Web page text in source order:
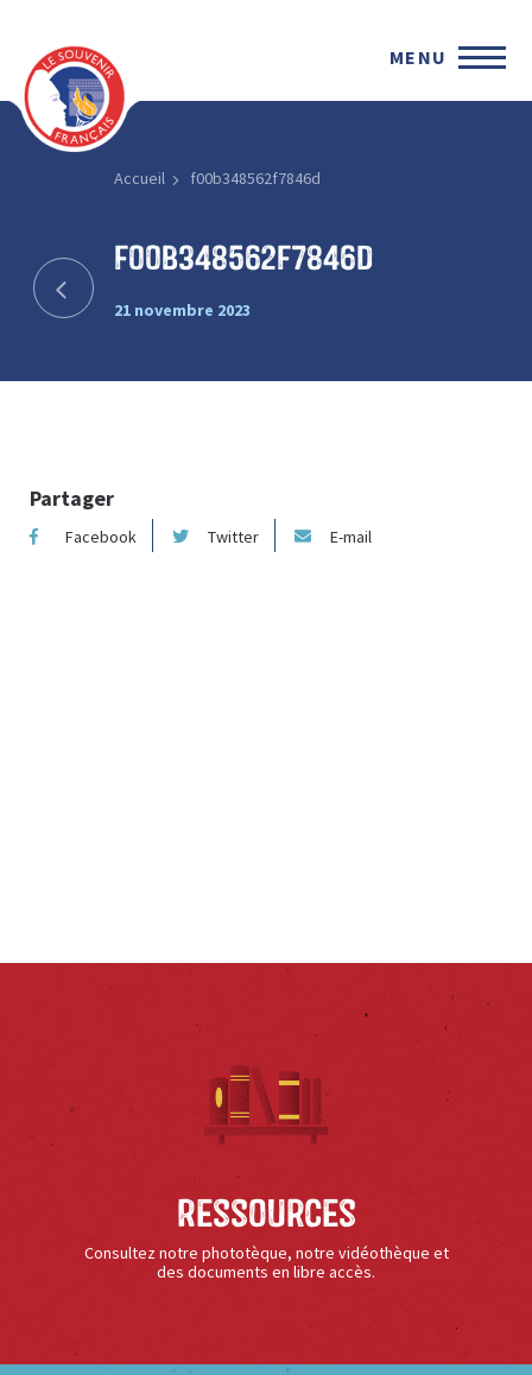
MENU
Accueil f00b348562f7846d
f00b348562f7846d
21 novembre 2023
Partager
Facebook Twitter E-mail
Ressources
Consultez notre phototèque, notre vidéothèque et
des documents en libre accès.